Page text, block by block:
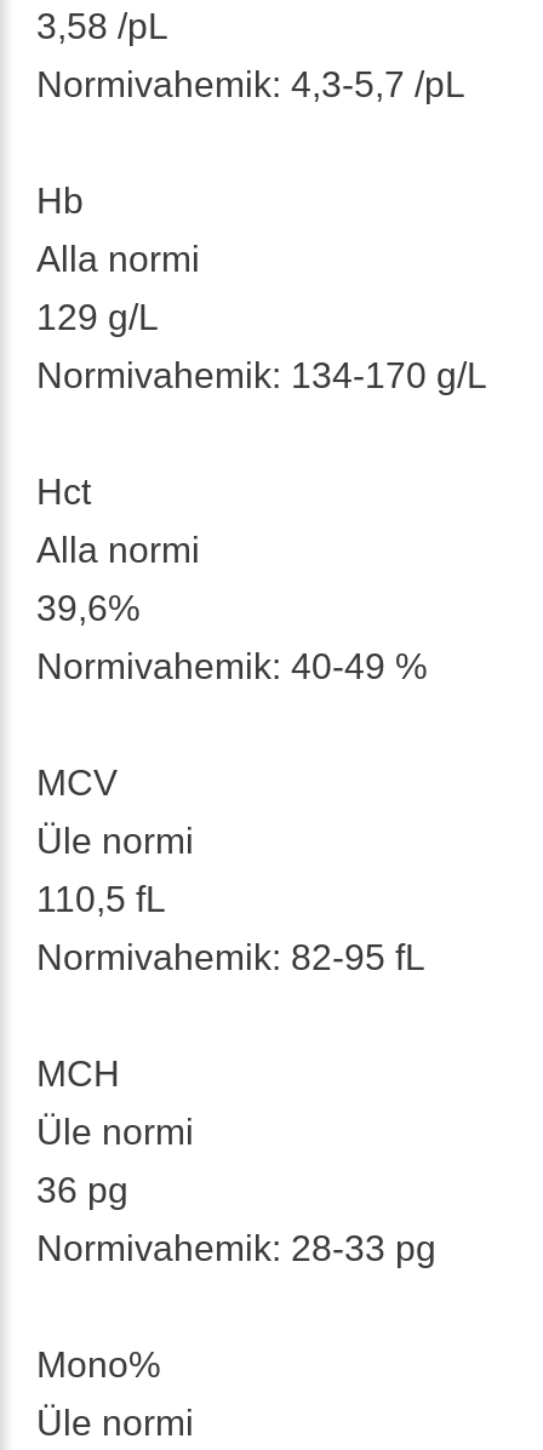
3,58 /pL
Normivahemik: 4,3-5,7 /pL
Hb
Alla normi
129 g/L
Normivahemik: 134-170 g/L
Hct
Alla normi
39,6%
Normivahemik: 40-49 %
MCV
Üle normi
110,5 fL
Normivahemik: 82-95 fL
MCH
Üle normi
36 pg
Normivahemik: 28-33 pg
Mono%
Üle normi